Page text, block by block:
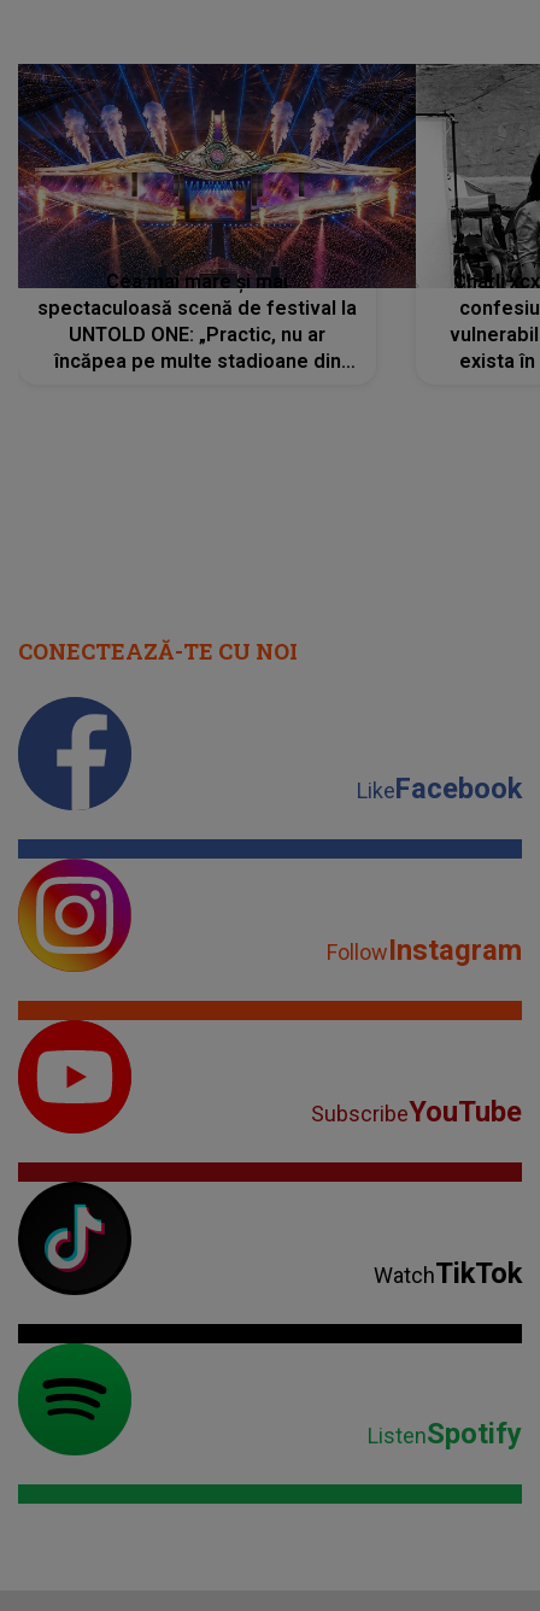
Cea mai mare și mai
spectaculoasă scenă de festival la
UNTOLD ONE: „Practic, nu ar
încăpea pe multe stadioane din
Charli
exista
CONECTEAZĂ-TE CU NOI
LikeFacebook
FollowInstagram
SubscribeYouTube
WatchTikTok
ListenSpotify